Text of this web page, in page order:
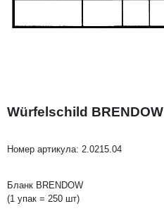
Würfelschild BRENDOW
Номер артикула: 2.0215.04
Бланк BRENDOW
(1 упак = 250 шт)